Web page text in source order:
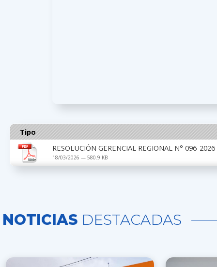
Tipo
RESOLUCIÓN GERENCIAL REGIONAL N° 096-
18/03/2026 — 580.9 KB
NOTICIAS DESTACADAS